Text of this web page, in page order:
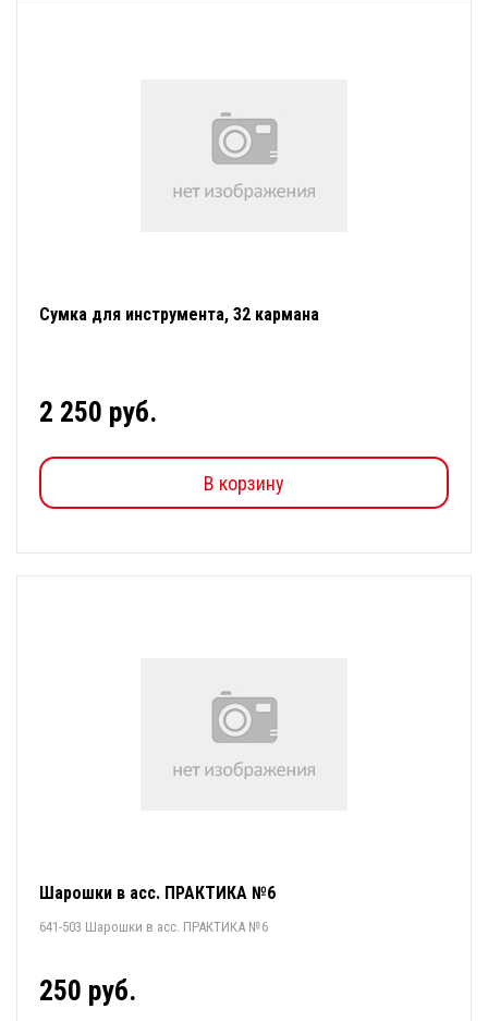
Сумка для инструмента, 32 кармана
2 250 руб.
В корзину
Шарошки в асс. ПРАКТИКА №6
641-503 Шарошки в асс. ПРАКТИКА №6
250 руб.